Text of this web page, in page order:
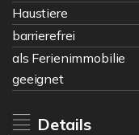
Haustiere
barrierefrei
als Ferienimmobilie
geeignet
Details